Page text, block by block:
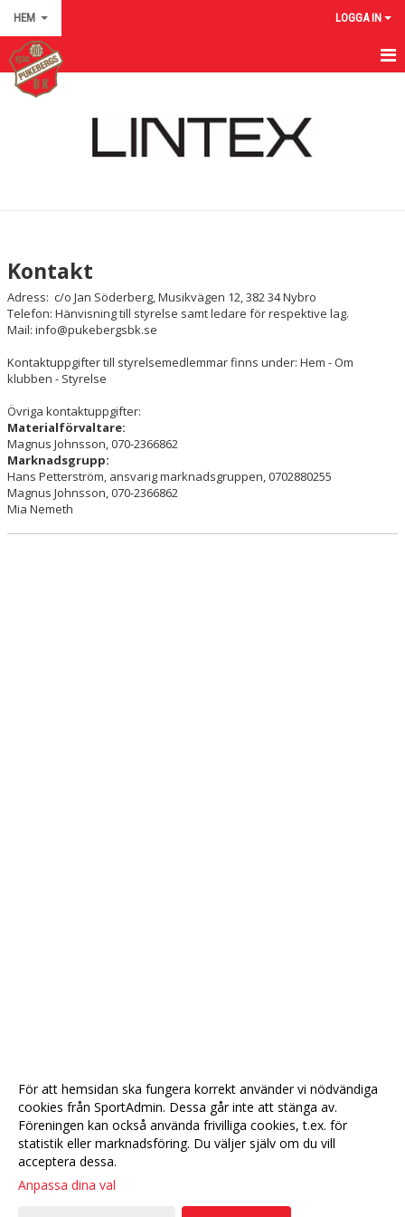
HEM LOGGA IN
HEM
BILDGALLERI
KALENDER
DOKUMENT
VÅRA LAG/TRÄNARE
MATCHER
Kontakt
Adress: c/o Jan Söderberg, Musikvägen 12, 382 34 Nybro
Telefon: Hänvisning till styrelse samt ledare för respektive lag.
Mail: info@pukebergsbk.se
Kontaktuppgifter till styrelsemedlemmar finns under: Hem - Om
klubben - Styrelse
Övriga kontaktuppgifter:
Materialförvaltare:
Magnus Johnsson, 070-2366862
Marknadsgrupp:
Hans Petterström, ansvarig marknadsgruppen, 0702880255
Magnus Johnsson, 070-2366862
Mia Nemeth
För att hemsidan ska fungera korrekt använder vi nödvändiga
cookies från SportAdmin. Dessa går inte att stänga av.
Föreningen kan också använda frivilliga cookies, t.ex. för
statistik eller marknadsföring. Du väljer själv om du vill
acceptera dessa.
Anpassa dina val